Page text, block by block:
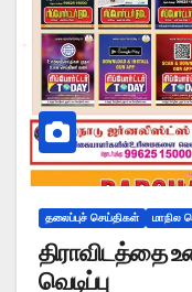
தலைப்புச் செய்திகள் மாநில
திராவிடத்தை
வெடிப்பு